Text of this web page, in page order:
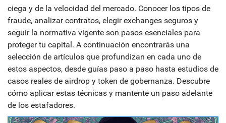
ciega y de la velocidad del mercado. Conocer los tipos de
fraude, analizar contratos, elegir exchanges seguros y
seguir la normativa vigente son pasos esenciales para
proteger tu capital. A continuación encontrarás una
selección de artículos que profundizan en cada uno de
estos aspectos, desde guías paso a paso hasta estudios de
casos reales de airdrop y token de gobernanza. Descubre
cómo aplicar estas técnicas y mantente un paso adelante
de los estafadores.